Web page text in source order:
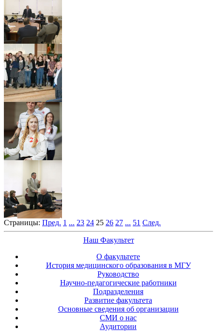
Страницы: Пред. 1 ... 23 24 25 26 27 ... 51 След.
Наш Факультет
О факультете
История медицинского образования в МГУ
Руководство
Научно-педагогические работники
Подразделения
Развитие факультета
Основные сведения об организации
СМИ о нас
Аудитории